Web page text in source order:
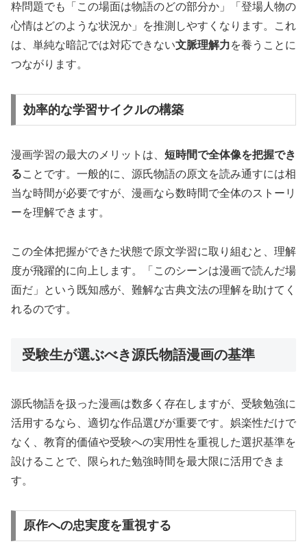
粋問題でも「この場面は物語のどの部分か」「登場人物の
心情はどのような状況か」を推測しやすくなります。これ
は、単純な暗記では対応できない文脈理解力を養うことに
つながります。
効率的な学習サイクルの構築
漫画学習の最大のメリットは、 短時間で全体像を把握でき
ることです。一般的に、源氏物語の原文を読み通すには相
当な時間が必要ですが、漫画なら数時間で全体のストーリ
ーを理解できます。
この全体把握ができた状態で原文学習に取り組むと、理解
度が飛躍的に向上します。「このシーンは漫画で読んだ場
面だ」という既知感が、難解な古典文法の理解を助けてく
れるのです。
受験生が選ぶべき源氏物語漫画の基準
源氏物語を扱った漫画は数多く存在しますが、受験勉強に
活用するなら、適切な作品選びが重要です。娯楽性だけで
なく、教育的価値や受験への実用性を重視した選択基準を
設けることで、限られた勉強時間を最大限に活用できま
す。
原作への忠実度を重視する